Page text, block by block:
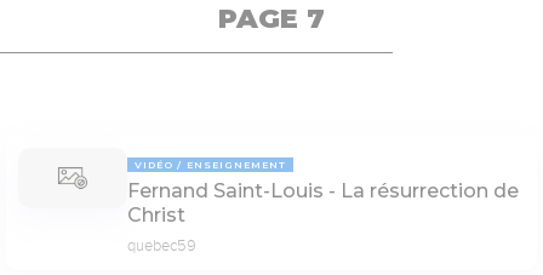
PAGE 7
VIDÉO ENSEIGNEMENT
Fernand Saint-Louis - La résurrection de
Christ
quebec59